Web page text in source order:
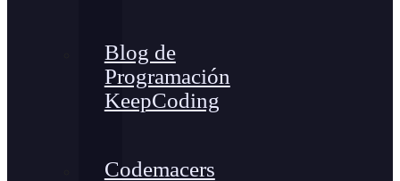
Blog de
Programación
KeepCoding
Codemacers